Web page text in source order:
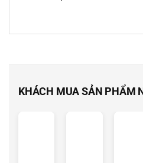
KHÁCH MUA SẢN PHẨM